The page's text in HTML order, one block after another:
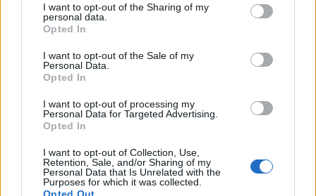
I want to opt-out of the Sharing of my
personal data.
Opted In
I want to opt-out of the Sale of my
Personal Data.
Opted In
I want to opt-out of processing my
Personal Data for Targeted Advertising.
Opted In
I want to opt-out of Collection, Use,
Retention, Sale, and/or Sharing of my
Personal Data that Is Unrelated with the
Purposes for which it was collected.
Opted Out
Megismerem
Javasolj egy kutyabarát helyet!